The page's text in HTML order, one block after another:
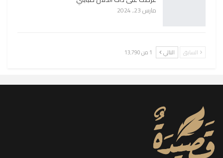
مارس 23, 2024
السابق التالي 1 من 13٬790